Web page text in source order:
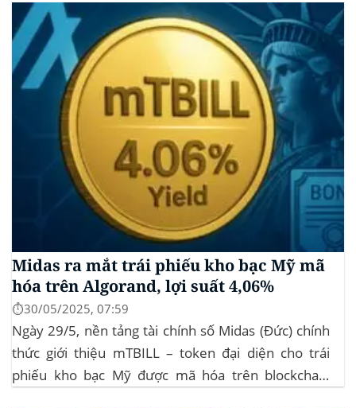
dịch Mỹ (SEC) để xin phê duyệt quỹ ETF Bitcoin...
Midas ra mắt trái phiếu kho bạc Mỹ mã
hóa trên Algorand, lợi suất 4,06%
⏱️30/05/2025, 07:59
Ngày 29/5, nền tảng tài chính số Midas (Đức) chính
thức giới thiệu mTBILL – token đại diện cho trái
phiếu kho bạc Mỹ được mã hóa trên blockchain